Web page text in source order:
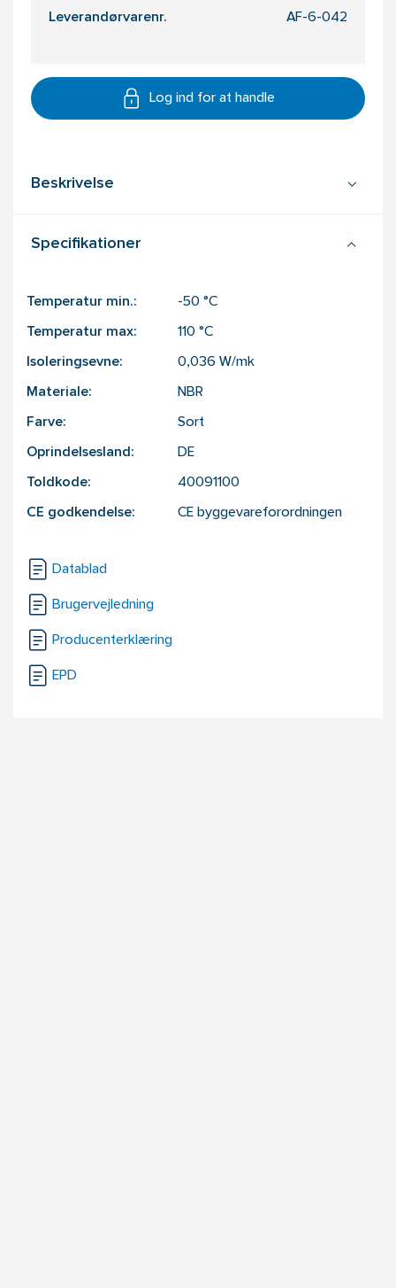
Leverandørvarenr. AF-6-042
Log ind for at handle
Beskrivelse
Specifikationer
Temperatur min.: -50 °C
Temperatur max: 110 °C
Isoleringsevne: 0,036 W/mk
Materiale: NBR
Farve: Sort
Oprindelsesland: DE
Toldkode: 40091100
CE godkendelse: CE byggevareforordningen
Datablad
Brugervejledning
Producenterklæring
EPD